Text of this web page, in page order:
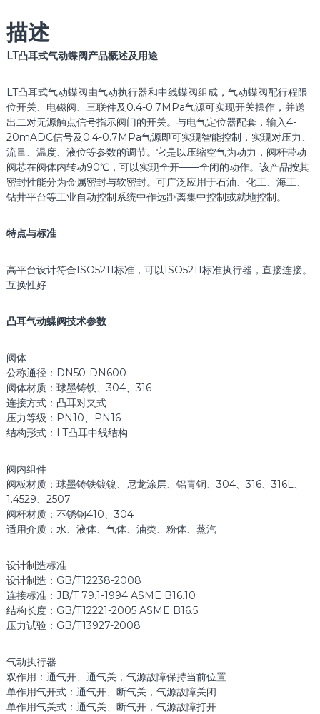
描述
LT凸耳式气动蝶阀产品概述及用途
LT凸耳式气动蝶阀由气动执行器和中线蝶阀组成，气动蝶阀配行程限
位开关、电磁阀、三联件及0.4-0.7MPa气源可实现开关操作，并送
出二对无源触点信号指示阀门的开关。与电气定位器配套，输入4-
20mADC信号及0.4-0.7MPa气源即可实现智能控制，实现对压力、
流量、温度、液位等参数的调节。它是以压缩空气为动力，阀杆带动
阀芯在阀体内转动90℃，可以实现全开——全闭的动作。该产品按其
密封性能分为金属密封与软密封。可广泛应用于石油、化工、海工、
钻井平台等工业自动控制系统中作远距离集中控制或就地控制。
特点与标准
高平台设计符合ISO5211标准，可以ISO5211标准执行器，直接连接。
互换性好
凸耳气动蝶阀技术参数
阀体
公称通径：DN50-DN600
阀体材质：球墨铸铁、304、316
连接方式：凸耳对夹式
压力等级：PN10、PN16
结构形式：LT凸耳中线结构
阀内组件
阀板材质：球墨铸铁镀镍、尼龙涂层、铝青铜、304、316、316L、
1.4529、2507
阀杆材质：不锈钢410、304
适用介质：水、液体、气体、油类、粉体、蒸汽
设计制造标准
设计制造：GB/T12238-2008
连接标准：JB/T 79.1-1994 ASME B16.10
结构长度：GB/T12221-2005 ASME B16.5
压力试验：GB/T13927-2008
气动执行器
双作用：通气开、通气关，气源故障保持当前位置
单作用气开式：通气开、断气关，气源故障关闭
单作用气关式：通气关、断气开，气源故障打开